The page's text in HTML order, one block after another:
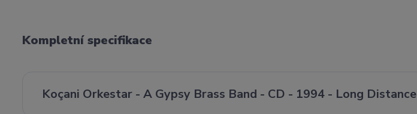
Kompletní specifikace
Koçani Orkestar - A Gypsy Brass Band - CD - 1994 - Long Distance